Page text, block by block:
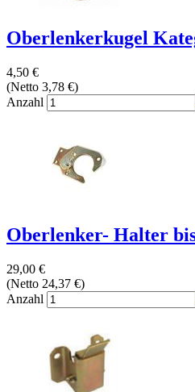
Oberlenkerkugel
4,50 €
(Netto 3,78 €)
Anzahl
Oberlenker- Halter
29,00 €
(Netto 24,37 €)
Anzahl